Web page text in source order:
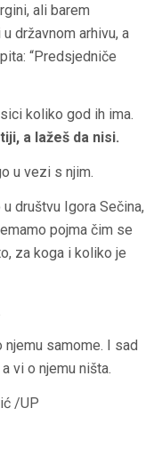
ali barem
državnom arhivu, a
“Predsjedniče
koliko god ih ima.
a lažeš da nisi.
u vezi s njim.
društvu Igora Sečina,
pojma čim se
za koga i koliko je
samome. I sad
vi o njemu ništa.
/UP